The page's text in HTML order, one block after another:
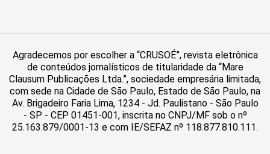
Agradecemos por escolher a “CRUSOÉ”, revista eletrônica
de conteúdos jornalísticos de titularidade da “Mare
Clausum Publicações Ltda.”, sociedade empresária limitada,
com sede na Cidade de São Paulo, Estado de São Paulo, na
Av. Brigadeiro Faria Lima, 1234 - Jd. Paulistano - São Paulo
- SP - CEP 01451-001, inscrita no CNPJ/MF sob o nº
25.163.879/0001-13 e com IE/SEFAZ nº 118.877.810.111.